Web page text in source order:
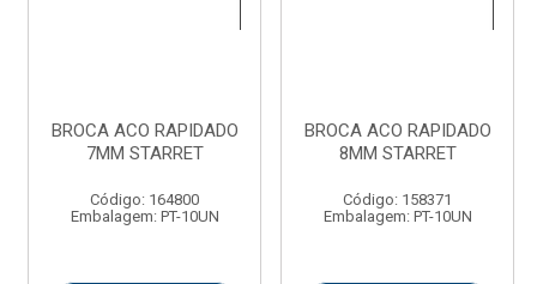
BROCA ACO RAPIDADO
7MM STARRET
Código: 164800
Embalagem: PT-10UN
BROCA ACO RAPIDADO
8MM STARRET
Código: 158371
Embalagem: PT-10UN